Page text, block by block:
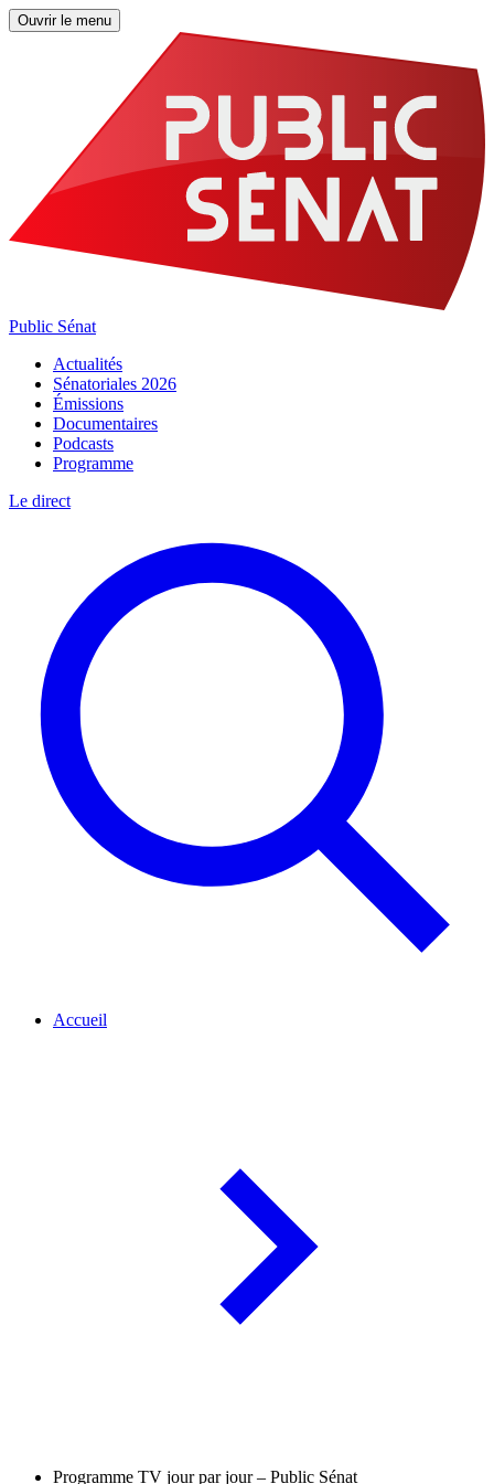
Ouvrir le menu
Public Sénat
Actualités
Sénatoriales 2026
Émissions
Documentaires
Podcasts
Programme
Le direct
Accueil
Programme TV jour par jour – Public Sénat